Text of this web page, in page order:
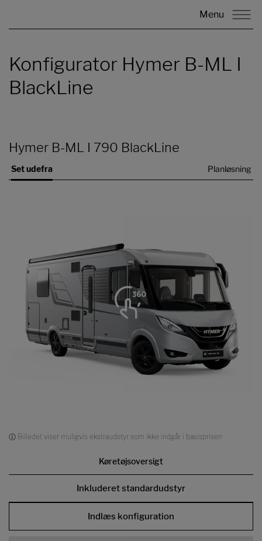
Menu
Konfigurator Hymer B-ML I
BlackLine
Hymer B-ML I 790 BlackLine
Set udefra Planløsning
Billedet viser muligvis ekstraudstyr som ikke indgår i basisprisen
Køretøjsoversigt
Inkluderet standardudstyr
Indlæs konfiguration